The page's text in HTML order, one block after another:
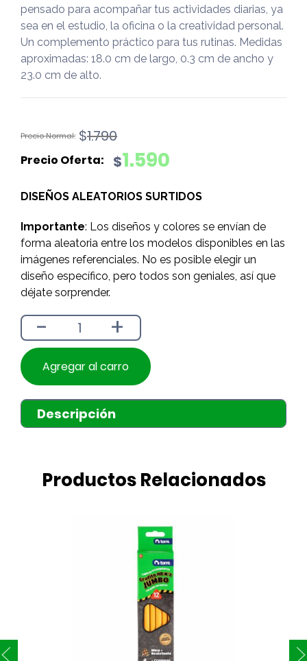
pensado para acompañar tus actividades diarias, ya
sea en el estudio, la oficina o la creatividad personal.
Un complemento práctico para tus rutinas. Medidas
aproximadas: 18.0 cm de largo, 0.3 cm de ancho y
23.0 cm de alto.
$1.790
El
original
$1.790.
$1.590
El
actual
$1.590.
DISEÑOS ALEATORIOS SURTIDOS
Importante: Los diseños y colores se envían de
forma aleatoria entre los modelos disponibles en las
imágenes referenciales. No es posible elegir un
diseño específico, pero todos son geniales, así que
déjate sorprender.
- +
Agregar al carro
Descripción
Productos Relacionados